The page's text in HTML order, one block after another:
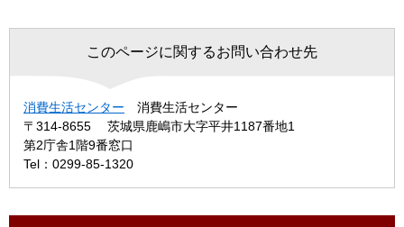
このページに関するお問い合わせ先
消費生活センター
消費生活センター
〒314-8655
茨城県鹿嶋市大字平井1187番地1
第2庁舎1階9番窓口
Tel：0299-85-1320